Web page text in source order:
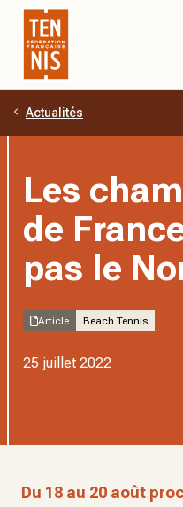
Aller au contenu principal
Actualités
Les
de
pas le
Article Beach Tennis
25 juillet 2022
Du 18 au 20 août